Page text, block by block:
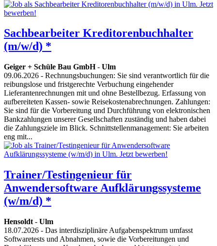
Sachbearbeiter Kreditorenbuchhalter
(m/w/d) *
Geiger + Schüle Bau GmbH- Ulm
09.06.2026 - Rechnungsbuchungen: Sie sind verantwortlich für die
reibungslose und fristgerechte Verbuchung eingehender
Lieferantenrechnungen mit und ohne Bestellbezug. Erfassung von
aufbereiteten Kassen- sowie Reisekostenabrechnungen. Zahlungen:
Sie sind für die Vorbereitung und Durchführung von elektronischen
Bankzahlungen unserer Gesellschaften zuständig und haben dabei
die Zahlungsziele im Blick. Schnittstellenmanagement: Sie arbeiten
eng mit...
Trainer/Testingenieur für
Anwendersoftware Aufklärungssysteme
(w/m/d) *
Hensoldt - Ulm
18.07.2026 - Das interdisziplinäre Aufgabenspektrum umfasst
Softwaretests und Abnahmen, sowie die Vorbereitungen und